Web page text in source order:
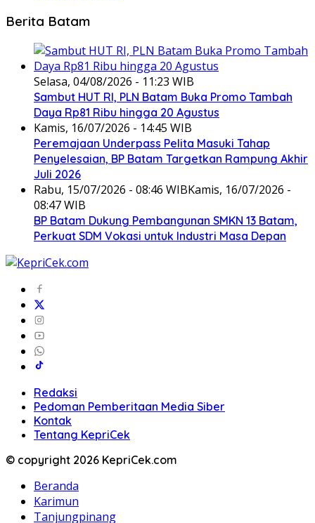
Berita Batam
Selasa, 04/08/2026 - 11:23 WIB
Sambut HUT RI, PLN Batam Buka Promo Tambah
Daya Rp81 Ribu hingga 20 Agustus
Kamis, 16/07/2026 - 14:45 WIB
Peremajaan Underpass Pelita Masuki Tahap
Penyelesaian, BP Batam Targetkan Rampung Akhir
Juli 2026
Rabu, 15/07/2026 - 08:46 WIBKamis, 16/07/2026 -
08:47 WIB
BP Batam Dukung Pembangunan SMKN 13 Batam,
Perkuat SDM Vokasi untuk Industri Masa Depan
Redaksi
Pedoman Pemberitaan Media Siber
Kontak
Tentang KepriCek
© copyright 2026 KepriCek.com
Beranda
Karimun
Tanjungpinang